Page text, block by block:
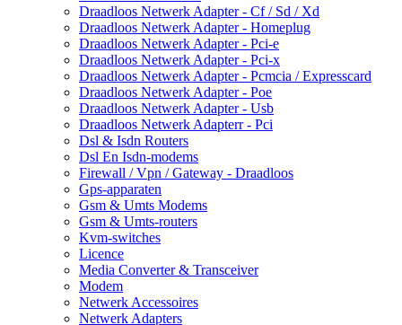
Draadloos Netwerk Adapter - Cf / Sd / Xd
Draadloos Netwerk Adapter - Homeplug
Draadloos Netwerk Adapter - Pci-e
Draadloos Netwerk Adapter - Pci-x
Draadloos Netwerk Adapter - Pcmcia / Expresscard
Draadloos Netwerk Adapter - Poe
Draadloos Netwerk Adapter - Usb
Draadloos Netwerk Adapterr - Pci
Dsl & Isdn Routers
Dsl En Isdn-modems
Firewall / Vpn / Gateway - Draadloos
Gps-apparaten
Gsm & Umts Modems
Gsm & Umts-routers
Kvm-switches
Licence
Media Converter & Transceiver
Modem
Netwerk Accessoires
Netwerk Adapters